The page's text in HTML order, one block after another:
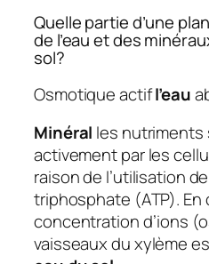
Quelle partie d’une
de l’eau et des
sol?
Osmotique actifl’eau
Minéral les
activement par les
raison de l’utilisation
triphosphate (ATP).
concentration d’ions
vaisseaux du xylème